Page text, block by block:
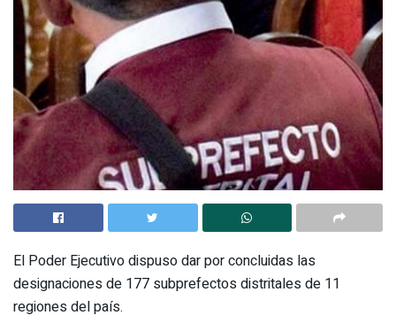
El Poder Ejecutivo dispuso dar por concluidas las
designaciones de 177 subprefectos distritales de 11
regiones del país.